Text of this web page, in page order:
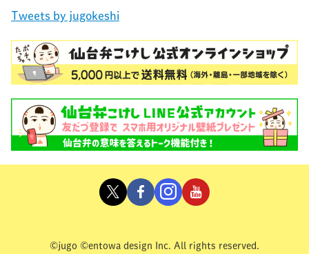
Tweets by jugokeshi
©jugo ©entowa design Inc. All rights reserved.